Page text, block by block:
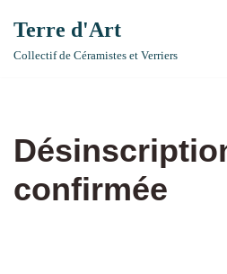
Aller
Terre d'Art
Collectif de Céramistes et Verriers
confirmée